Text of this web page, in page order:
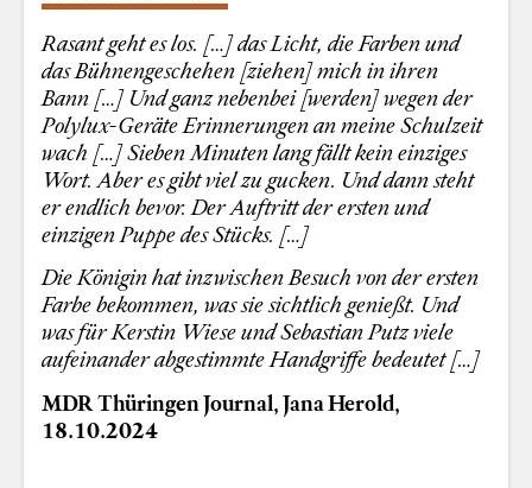
Rasant geht es los. […] das Licht, die Farben und
das Bühnengeschehen [ziehen] mich in ihren
Bann […] Und ganz nebenbei [werden] wegen der
Polylux-Geräte Erinnerungen an meine Schulzeit
wach […] Sieben Minuten lang fällt kein einziges
Wort. Aber es gibt viel zu gucken. Und dann steht
er endlich bevor. Der Auftritt der ersten und
einzigen Puppe des Stücks. […]
Die Königin hat inzwischen Besuch von der ersten
Farbe bekommen, was sie sichtlich genießt. Und
was für Kerstin Wiese und Sebastian Putz viele
aufeinander abgestimmte Handgriffe bedeutet […]
MDR Thüringen Journal, Jana Herold,
18.10.2024